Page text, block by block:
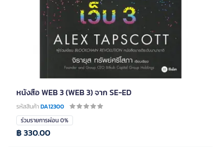
หนังสือ WEB 3 (WEB 3) จาก SE-ED
รหัสสินค้าDA12300
ร่วมรายการผ่อน 0%
฿ 330.00